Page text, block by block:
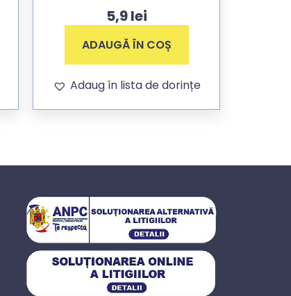
5,9lei
ADAUGĂ ÎN COȘ
Adaug în lista de dorințe